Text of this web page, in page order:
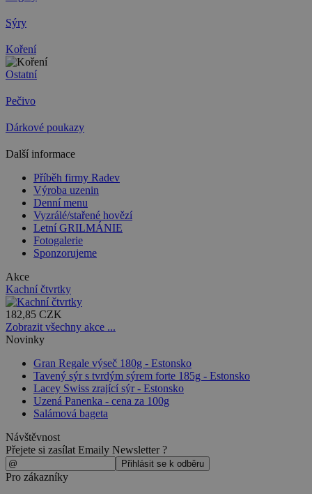
Sýry
Koření
Ostatní
Pečivo
Dárkové poukazy
Další informace
Příběh firmy Radev
Výroba uzenin
Denní menu
Vyzrálé/stařené hovězí
Letní GRILMÁNIE
Fotogalerie
Sponzorujeme
Akce
Kachní čtvrtky
182,85 CZK
Zobrazit všechny akce ...
Novinky
Gran Regale výseč 180g - Estonsko
Tavený sýr s tvrdým sýrem forte 185g - Estonsko
Lacey Swiss zrající sýr - Estonsko
Uzená Panenka - cena za 100g
Salámová bageta
Návštěvnost
Přejete si zasílat Emaily Newsletter ?
Pro zákazníky